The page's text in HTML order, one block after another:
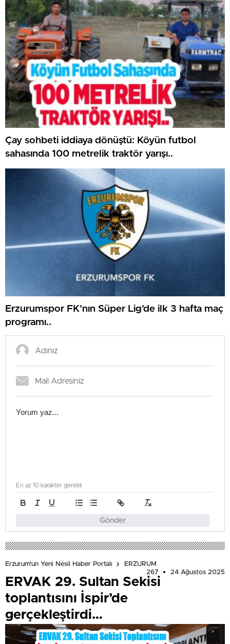
Çay sohbeti iddiaya dönüştü: Köyün futbol
sahasında 100 metrelik traktör yarışı..
Erzurumspor FK’nın Süper Lig’de ilk 3 hafta maç
programı..
Gönder
En az 10 karakter gerekli
Erzurum'un Yeni Nesil Haber Portalı
ERZURUM
267
24 Ağustos 2025
ERVAK 29. Sultan Sekisi
toplantısını İspir’de
gerçekleştirdi…